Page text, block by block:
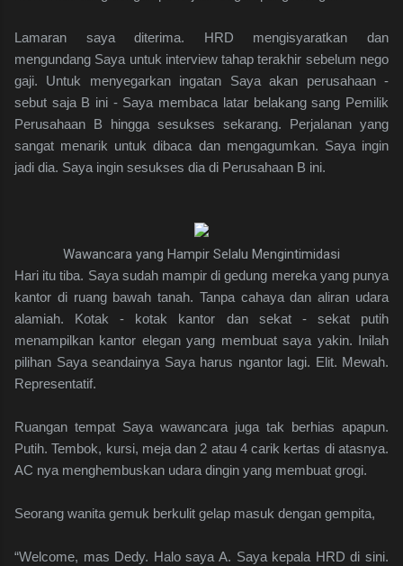
Lamaran saya diterima. HRD mengisyaratkan dan
mengundang Saya untuk interview tahap terakhir sebelum nego
gaji. Untuk menyegarkan ingatan Saya akan perusahaan -
sebut saja B ini - Saya membaca latar belakang sang Pemilik
Perusahaan B hingga sesukses sekarang. Perjalanan yang
sangat menarik untuk dibaca dan mengagumkan. Saya ingin
jadi dia. Saya ingin sesukses dia di Perusahaan B ini.
Wawancara yang Hampir Selalu Mengintimidasi
Hari itu tiba. Saya sudah mampir di gedung mereka yang punya
kantor di ruang bawah tanah. Tanpa cahaya dan aliran udara
alamiah. Kotak - kotak kantor dan sekat - sekat putih
menampilkan kantor elegan yang membuat saya yakin. Inilah
pilihan Saya seandainya Saya harus ngantor lagi. Elit. Mewah.
Representatif.
Ruangan tempat Saya wawancara juga tak berhias apapun.
Putih. Tembok, kursi, meja dan 2 atau 4 carik kertas di atasnya.
AC nya menghembuskan udara dingin yang membuat grogi.
Seorang wanita gemuk berkulit gelap masuk dengan gempita,
“Welcome, mas Dedy. Halo saya A. Saya kepala HRD di sini.